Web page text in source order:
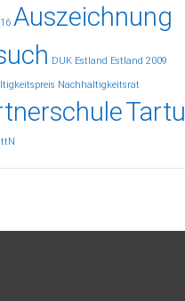
Auszeichnung
DUK Estland Estland 2009
Nachhaltigkeitsrat
Tartu